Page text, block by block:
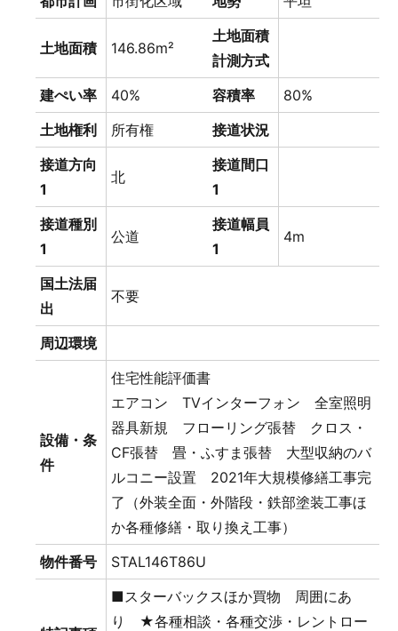
土地面積 146.86m²
土地面積
計測方式
建ぺい率
40% 容積率
80%
土地権利
所有権
接道状況
接道方向
1
北
接道間口
1
接道種別
1
公道
接道幅員
1
4m
国土法届
出
不要
周辺環境
設備・条
件
住宅性能評価書
エアコン TVインターフォン 全室照明
器具新規 フローリング張替 クロス・
CF張替 畳・ふすま張替 大型収納のバ
ルコニー設置 2021年大規模修繕工事完
了（外装全面・外階段・鉄部塗装工事ほ
か各種修繕・取り換え工事）
物件番号
STAL146T86U
■スターバックスほか買物 周囲にあ
り ★各種相談・各種交渉・レントロー